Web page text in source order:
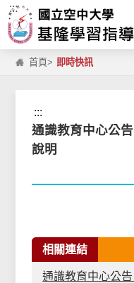
跳到主要內容區塊
:::
首頁> 即時快訊
:::
通識教育中心公
說明
相關連結
通識教育中心公